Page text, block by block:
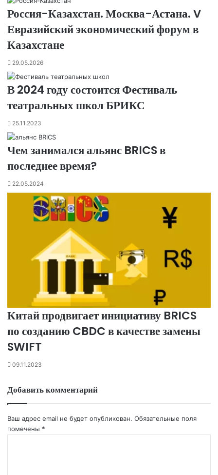
Россия-Казахстан. Москва-Астана. V
Евразийский экономический форум в
Казахстане
29.05.2026
В 2024 году состоится Фестиваль
театральных школ БРИКС
25.11.2023
Чем занимался альянс BRICS в
последнее время?
22.05.2024
Китай продвигает инициативу BRICS
по созданию CBDC в качестве замены
SWIFT
09.11.2023
Добавить комментарий
Ваш адрес email не будет опубликован. Обязательные поля
помечены *